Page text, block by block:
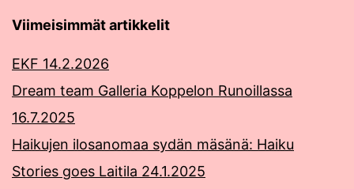
Viimeisimmät artikkelit
EKF 14.2.2026
Dream team Galleria Koppelon Runoillassa
16.7.2025
Haikujen ilosanomaa sydän mäsänä: Haiku
Stories goes Laitila 24.1.2025